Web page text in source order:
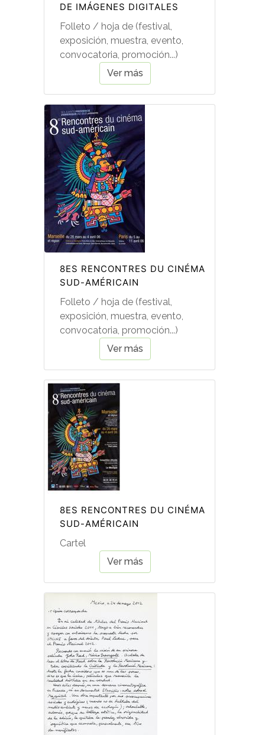
DE IMÁGENES DIGITALES
Folleto / hoja de (festival,
exposición, muestra, evento,
convocatoria, promoción...)
Ver más
8ES RENCONTRES DU CINÉMA
SUD-AMÉRICAIN
Folleto / hoja de (festival,
exposición, muestra, evento,
convocatoria, promoción...)
Ver más
8ES RENCONTRES DU CINÉMA
SUD-AMÉRICAIN
Cartel
Ver más